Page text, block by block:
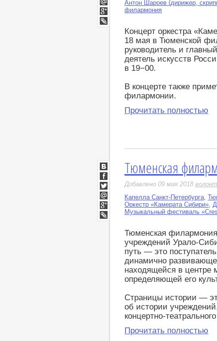
Антон Шароев (дирижер,
филармония
Концерт оркестра
18 мая в Тюменской
руководитель и
деятель искусств
в 19−00.
В концерте также
филармонии.
Прочитать полностью
Мой
Мир
Google+
LiveJournal
Тюменская
Добавлено 09 мая 2018
Капелла Санкт-Петербурга
Оркестр «Камерата Сибири»
Музыкальный фестиваль
Тюменская
учреждений Урало-
путь — это
динамично
находящейся в центре
определяющей его
Страницы истории —
об истории
концертно-
Прочитать полностью
ВКонтакте
Facebook
Twitter
Мой
Мир
Google+
LiveJournal